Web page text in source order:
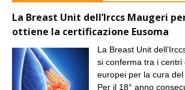
La Breast Unit dell’Irccs Maugeri
ottiene la certificazione Eusoma
La Breast Unit
si conferma tra i centri
europei per la cura del
Per il 18° anno